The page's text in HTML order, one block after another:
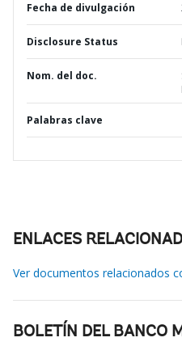
Fecha de divulgación
Disclosure Status
Nom. del doc.
Palabras clave
ENLACES
Ver documentos relacionados
BOLETÍN DEL BANCO